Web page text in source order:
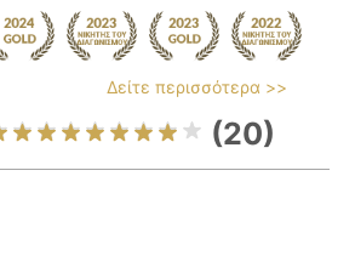
Δείτε περισσότερα >>
(20)